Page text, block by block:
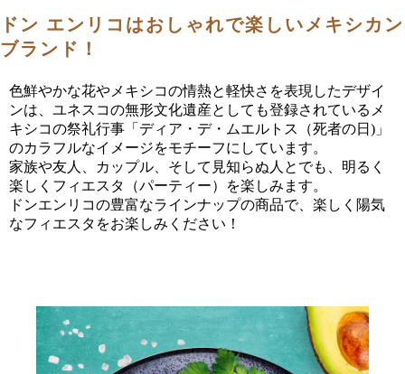
ドン エンリコはおしゃれで楽しいメキシカン
ブランド！
色鮮やかな花やメキシコの情熱と軽快さを表現したデザイ
ンは、ユネスコの無形文化遺産としても登録されているメ
キシコの祭礼行事「ディア・デ・ムエルトス（死者の日)」
のカラフルなイメージをモチーフにしています。
家族や友人、カップル、そして見知らぬ人とでも、明るく
楽しくフィエスタ（パーティー）を楽しみます。
ドンエンリコの豊富なラインナップの商品で、楽しく陽気
なフィエスタをお楽しみください！